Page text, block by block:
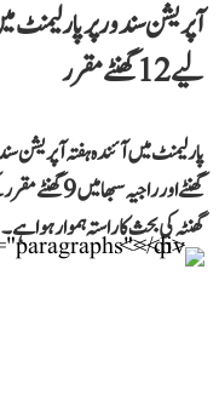
لیے 12 گھنٹے مقرر
گھنٹہ کی بحث کا راستہ ہموار ہوا ہے۔